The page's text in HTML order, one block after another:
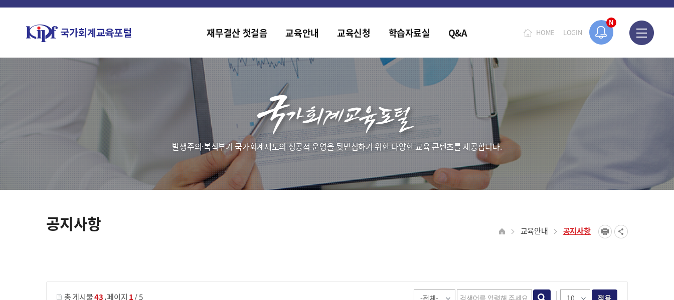
N
홈페이지가 새롭게 개편되었습니다.
HOME LOGIN
재무결산 첫걸음 교육안내 교육신청 학습자료실 Q&A
발생주의·복식부기 국가회계제도의 성공적 운영을 뒷받침하기 위한 다양한 교육 콘텐츠를 제공합니다.
공지사항 교육안내 공지사항
총 게시물43,페이지 1/ 5 적용